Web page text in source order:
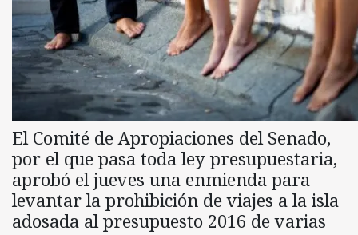
El Comité de Apropiaciones del Senado,
por el que pasa toda ley presupuestaria,
aprobó el jueves una enmienda para
levantar la prohibición de viajes a la isla
adosada al presupuesto 2016 de varias